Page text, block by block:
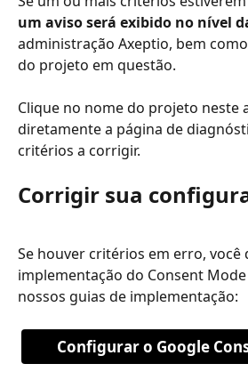
um aviso será exibido no nível
administração Axeptio, bem
do projeto em questão.
Clique no nome do projeto neste
diretamente a página de
critérios a corrigir.
Corrigir sua
Se houver critérios em erro, você
implementação do Consent
nossos guias de implementação:
Configurar o Google